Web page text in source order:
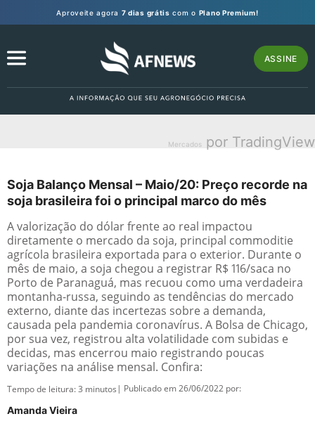
Aproveite agora 7 dias grátis com o Plano Premium!
ASSINE
Mercados por TradingView
Soja Balanço Mensal – Maio/20: Preço recorde na
soja brasileira foi o principal marco do mês
A valorização do dólar frente ao real impactou
diretamente o mercado da soja, principal commoditie
agrícola brasileira exportada para o exterior. Durante o
mês de maio, a soja chegou a registrar R$ 116/saca no
Porto de Paranaguá, mas recuou como uma verdadeira
montanha-russa, seguindo as tendências do mercado
externo, diante das incertezas sobre a demanda,
causada pela pandemia coronavírus. A Bolsa de Chicago,
por sua vez, registrou alta volatilidade com subidas e
decidas, mas encerrou maio registrando poucas
variações na análise mensal. Confira:
Tempo de leitura:3 minutos | Publicado em 26/06/2022 por:
Amanda Vieira